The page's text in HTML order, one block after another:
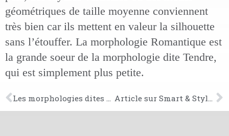
géométriques de taille moyenne conviennent
très bien car ils mettent en valeur la silhouette
sans l’étouffer. La morphologie Romantique est
la grande soeur de la morphologie dite Tendre,
qui est simplement plus petite.